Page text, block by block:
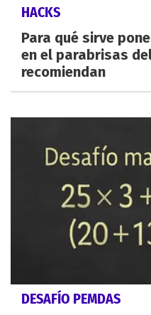
HACKS
Para qué sirve
en el parabrisas
recomiendan
DESAFÍO PEMDAS